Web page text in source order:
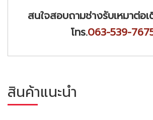
สนใจสอบถามช่างรับเหมาต่อ
โทร.063-539-
สินค้าแนะนำ